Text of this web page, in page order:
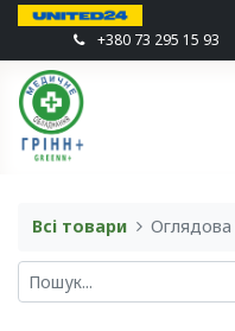
+380 73 295 15 93
Всі товари Оглядова